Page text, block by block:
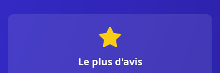
Le plus d'avis